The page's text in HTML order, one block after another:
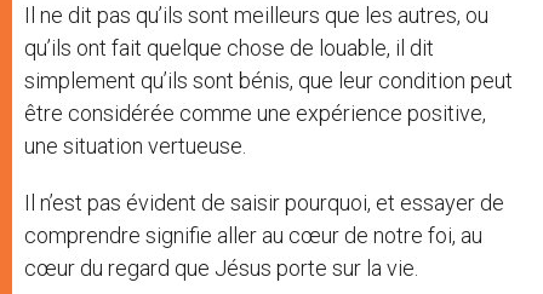
Il ne dit pas qu’ils sont meilleurs que les autres, ou
qu’ils ont fait quelque chose de louable, il dit
simplement qu’ils sont bénis, que leur condition peut
être considérée comme une expérience positive,
une situation vertueuse.
Il n’est pas évident de saisir pourquoi, et essayer de
comprendre signifie aller au cœur de notre foi, au
cœur du regard que Jésus porte sur la vie.